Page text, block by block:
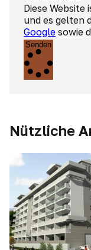
Diese
und es gelten
Google sowie
Senden
Nützliche